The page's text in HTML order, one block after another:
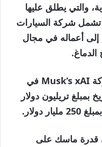
والتي يطلق عليها
تشمل شركة السيارات
إلى أعماله في مجال
اندمجت شركة SpaceX مع شركة Musk’s xAI في
تريليون دولار
قدرة ماسك على